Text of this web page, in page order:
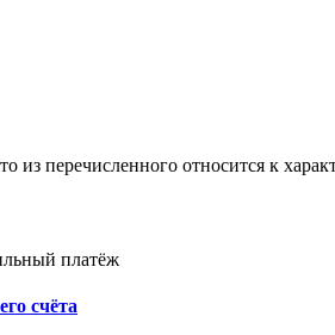
перечисленного относится к
платёж
счёта